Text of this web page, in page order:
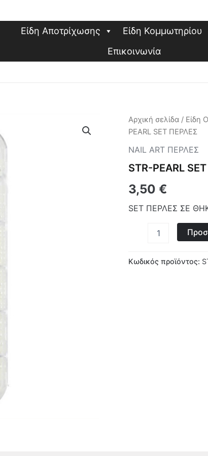
Είδη Αποτρίχωσης Είδη Κομμωτηρίου
Επικοινωνία
Αρχική σελίδα / Είδη
PEARL SET ΠΕΡΛΕΣ
NAIL ART ΠΕΡΛΕΣ
STR-PEARL
3,50 €
SET ΠΕΡΛΕΣ ΣΕ
STR-
PEARL
ΠΕΡΛΕΣ
Κωδικός προϊόντος: